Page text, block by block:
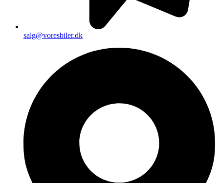
salg@voresbiler.dk